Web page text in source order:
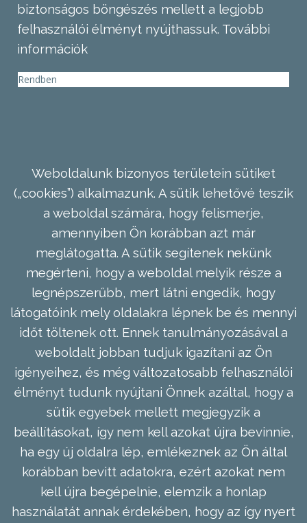
biztonságos böngészés mellett a legjobb
felhasználói élményt nyújthassuk. További
információk
Rendben
Weboldalunk bizonyos területein sütiket
(„cookies”) alkalmazunk. A sütik lehetővé teszik
a weboldal számára, hogy felismerje,
amennyiben Ön korábban azt már
meglátogatta. A sütik segítenek nekünk
megérteni, hogy a weboldal melyik része a
legnépszerűbb, mert látni engedik, hogy
látogatóink mely oldalakra lépnek be és mennyi
időt töltenek ott. Ennek tanulmányozásával a
weboldalt jobban tudjuk igazítani az Ön
igényeihez, és még változatosabb felhasználói
élményt tudunk nyújtani Önnek azáltal, hogy a
sütik egyebek mellett megjegyzik a
beállításokat, így nem kell azokat újra bevinnie,
ha egy új oldalra lép, emlékeznek az Ön által
korábban bevitt adatokra, ezért azokat nem
kell újra begépelnie, elemzik a honlap
használatát annak érdekében, hogy az így nyert